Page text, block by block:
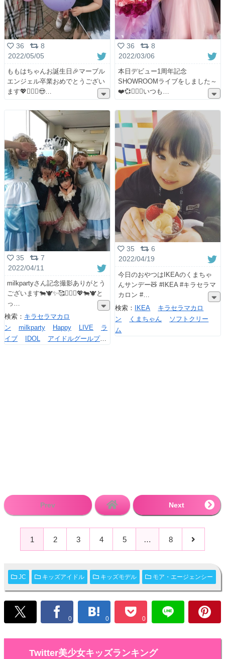
36
8
2022/05/05
ももはちゃんお誕生日🎉マーブル
エンジェル卒業おめでとうござい
ます💖👩‍❤️‍👩😍
36
8
2022/03/06
本日デビュー1周年記念
SHOWROOMライブをしました～
❤️💞👩‍❤️‍👩いつも
35
7
2022/04/11
milkpartyさん記念撮影ありがとう
ございます🐄🐮✨🥰👩‍❤️‍👩💖🐄🐮と
っ
検索： キラセラマカロ
ン
milkparty Happy LIVE
ラ
イブ
IDOL
アイドルグールプコ
35
6
2022/04/19
今日のおやつはIKEAのくまちゃ
んサンデー🧸 #IKEA #キラセラマ
カロン #
検索： IKEA
キラセラマカロ
ン
くまちゃん
ソフトクリー
ム
Prev Next
1 2 3 4 5 … 8
JC キッズアイドル キッズモデル モア・エージェンシー
0 0 0
Twitter美少女キッズランキング